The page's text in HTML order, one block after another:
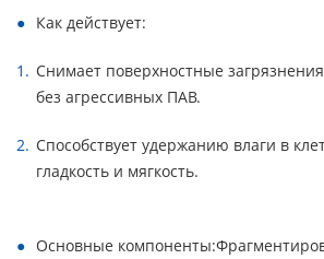
Как действует:
Снимает поверхностные
без агрессивных ПАВ.
Способствует удержанию влаги в
гладкость и мягкость.
Основные